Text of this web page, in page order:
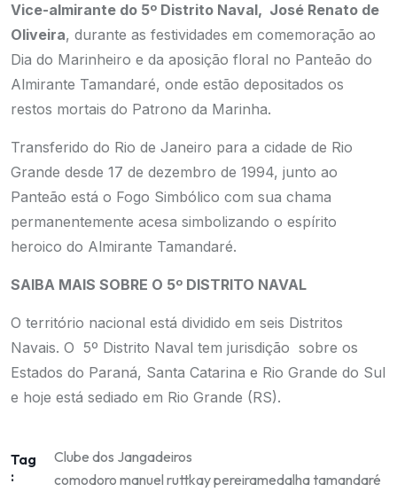
Vice-almirante do 5º Distrito Naval, José Renato de
Oliveira, durante as festividades em comemoração ao
Dia do Marinheiro e da aposição floral no Panteão do
Almirante Tamandaré, onde estão depositados os
restos mortais do Patrono da Marinha.
Transferido do Rio de Janeiro para a cidade de Rio
Grande desde 17 de dezembro de 1994, junto ao
Panteão está o Fogo Simbólico com sua chama
permanentemente acesa simbolizando o espírito
heroico do Almirante Tamandaré.
SAIBA MAIS SOBRE O 5º DISTRITO NAVAL
O território nacional está dividido em seis Distritos
Navais. O 5º Distrito Naval tem jurisdição sobre os
Estados do Paraná, Santa Catarina e Rio Grande do Sul
e hoje está sediado em Rio Grande (RS).
Tag
:
Clube dos Jangadeiros
comodoro manuel ruttkay pereiramedalha tamandaré